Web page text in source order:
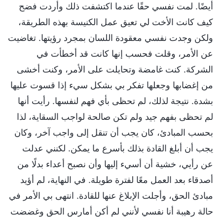
أيضًا. لمت نفسي حقًا عندما اكتشفت ذلك وأردت فضح
كيف كانت الأخت لي تعيق عمل الكنيسة بهذه الطريقة،
ولكن وجدت نفسي معقودة اللسان بمجرد رؤيتها. تغاضيت
عن الأمر، وقلت فحسب إنها كانت قد أخطأت في
الشركة. كنت غامضة وتحايلت على الأمر، وكنت أخشى
من إغضابها وجعلها تفكر بي بشكل سيء إذا قسوت عليها
بشدة. نتيجة لذلك، لم تحظى بأي فهم لنفسها. رأيت أنها
لم تحظى بفهم جيد ولم تكن صالحة لواجب السقاية، لذا
بحسب المبادئ، كان يجب أن تنقل إلى واجب آخر، وكان
يجب أن أبلغ القادة بذلك بأسرع ما يمكن. لكنني عدلت
عن رأيي، خشية أن أسيء إليها وأن نصبح أعداء بدلًا من
أصدقاء بعد العمل معًا لفترة طويلة. في النهاية، لم أؤيد
مبادئ الحق، وأجلت الإبلاغ عنها للقادة. انتهى بي الأمر في
حالة رهيبة أنا نفسي لأنني لم أكن أمارس الحق وغضضت